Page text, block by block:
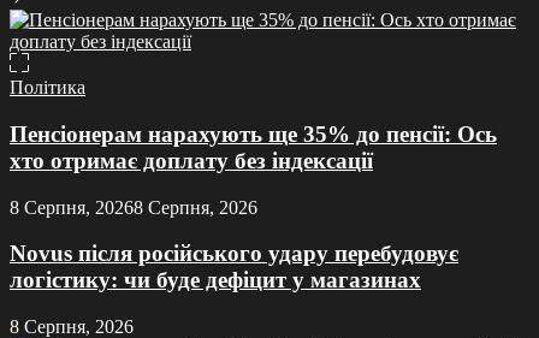
Політика
Пенсіонерам нарахують ще 35% до пенсії: Ось
хто отримає доплату без індексації
8 Серпня, 20268 Серпня, 2026
Novus після російського удару перебудовує
логістику: чи буде дефіцит у магазинах
8 Серпня, 2026